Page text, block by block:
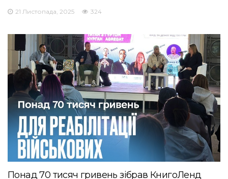
21 Листопада, 2025 324
Понад 70 тисяч гривень зібрав КнигоЛенд